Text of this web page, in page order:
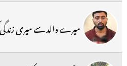
میرے والد سے میری